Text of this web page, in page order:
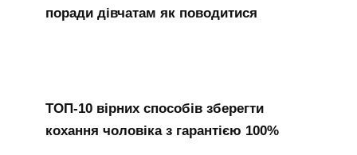
поради дівчатам як поводитися
ТОП-10 вірних способів зберегти
кохання чоловіка з гарантією 100%